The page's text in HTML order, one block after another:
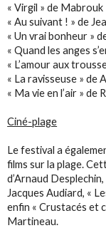
« Virgil » de
« Au suivant ! » de
« Un vrai bonheur »
« Quand les anges
« L’amour aux
« La ravisseuse » de
« Ma vie en l’air » de
Ciné-plage
Le festival a
films sur la plage.
d’Arnaud
Jacques Audiard, «
enfin « Crustacés et
Martineau.